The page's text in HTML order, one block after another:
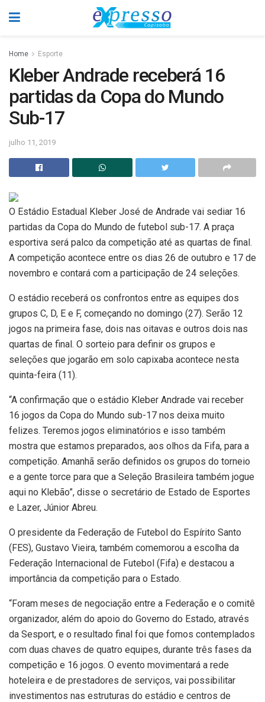
Home Esporte
Kleber Andrade receberá 16
partidas da Copa do Mundo
Sub-17
julho 11, 2019
O Estádio Estadual Kleber José de Andrade vai sediar 16
partidas da Copa do Mundo de futebol sub-17. A praça
esportiva será palco da competição até as quartas de final.
A competição acontece entre os dias 26 de outubro e 17 de
novembro e contará com a participação de 24 seleções.
O estádio receberá os confrontos entre as equipes dos
grupos C, D, E e F, começando no domingo (27). Serão 12
jogos na primeira fase, dois nas oitavas e outros dois nas
quartas de final. O sorteio para definir os grupos e
seleções que jogarão em solo capixaba acontece nesta
quinta-feira (11).
“A confirmação que o estádio Kleber Andrade vai receber
16 jogos da Copa do Mundo sub-17 nos deixa muito
felizes. Teremos jogos eliminatórios e isso também
mostra que estamos preparados, aos olhos da Fifa, para a
competição. Amanhã serão definidos os grupos do torneio
e a gente torce para que a Seleção Brasileira também jogue
aqui no Klebão”, disse o secretário de Estado de Esportes
e Lazer, Júnior Abreu.
O presidente da Federação de Futebol do Espírito Santo
(FES), Gustavo Vieira, também comemorou a escolha da
Federação Internacional de Futebol (Fifa) e destacou a
importância da competição para o Estado.
“Foram meses de negociação entre a Federação e o comitê
organizador, além do apoio do Governo do Estado, através
da Sesport, e o resultado final foi que fomos contemplados
com duas chaves de quatro equipes, durante três fases da
competição e 16 jogos. O evento movimentará a rede
hoteleira e de prestadores de serviços, vai possibilitar
investimentos nas estruturas do estádio e centros de